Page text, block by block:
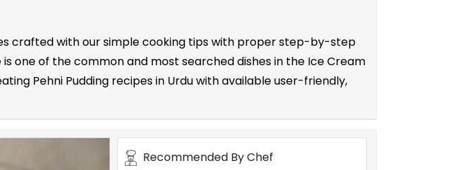
crafted with our simple cooking tips with proper step-by-step
one of the common and most searched dishes in the Ice Cream
Pehni Pudding recipes in Urdu with available user-friendly,
Recommended By Chef